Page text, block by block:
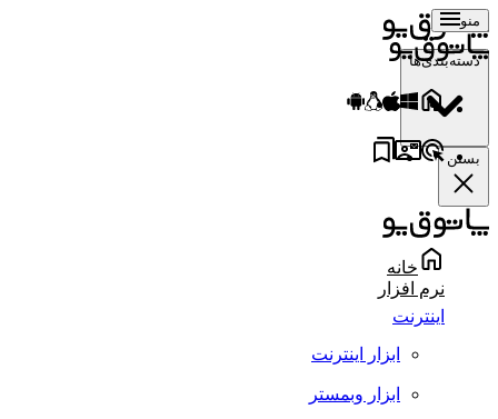
منو
دسته‌بندی‌ها
بستن
خانه
نرم افزار
اینترنت
ابزار اینترنت
ابزار وبمستر